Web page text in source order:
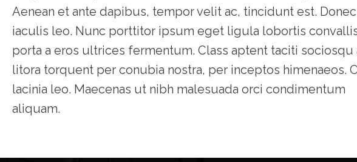
Aenean et ante dapibus, tempor velit ac, tincidunt est.
iaculis leo. Nunc porttitor ipsum eget ligula lobortis
porta a eros ultrices fermentum. Class aptent taciti sociosqu
litora torquent per conubia nostra, per inceptos himenaeos.
lacinia leo. Maecenas ut nibh malesuada orci condimentum
aliquam.